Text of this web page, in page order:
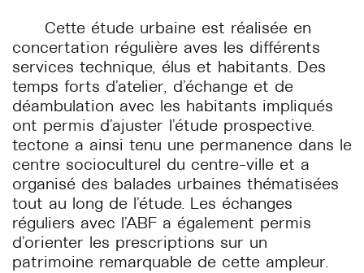
Cette étude urbaine est réalisée en
concertation régulière aves les différents
services technique, élus et habitants. Des
temps forts d’atelier, d’échange et de
déambulation avec les habitants impliqués
ont permis d’ajuster l’étude prospective.
tectone a ainsi tenu une permanence dans le
centre socioculturel du centre-ville et a
organisé des balades urbaines thématisées
tout au long de l’étude. Les échanges
réguliers avec l’ABF a également permis
d’orienter les prescriptions sur un
patrimoine remarquable de cette ampleur.